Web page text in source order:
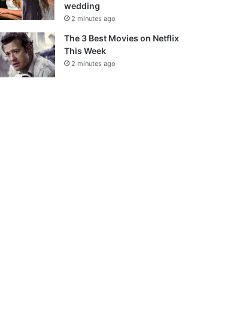
wedding
2 minutes ago
The 3 Best Movies on Netflix
This Week
2 minutes ago